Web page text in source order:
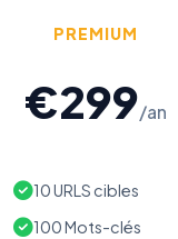
PREMIUM
€299/an
10 URLS cibles
100 Mots-clés